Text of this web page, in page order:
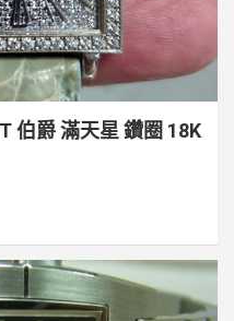
伯爵 滿天星 鑽圈 18K